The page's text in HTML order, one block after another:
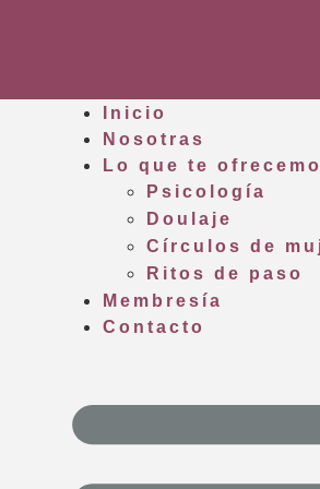
Inicio
Nosotras
Lo que te
Psicología
Doulaje
Círculos de
Ritos de paso
Membresía
Contacto